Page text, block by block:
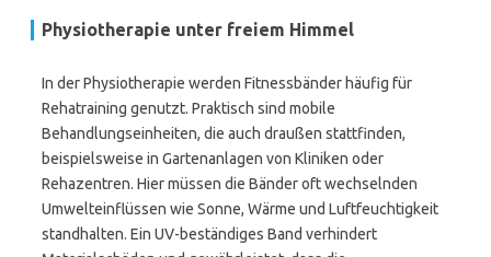
Physiotherapie unter freiem Himmel
In der Physiotherapie werden Fitnessbänder häufig für
Rehatraining genutzt. Praktisch sind mobile
Behandlungseinheiten, die auch draußen stattfinden,
beispielsweise in Gartenanlagen von Kliniken oder
Rehazentren. Hier müssen die Bänder oft wechselnden
Umwelteinflüssen wie Sonne, Wärme und Luftfeuchtigkeit
standhalten. Ein UV-beständiges Band verhindert